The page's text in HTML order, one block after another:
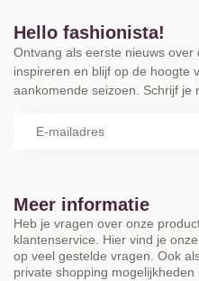
Meer informatie
Heb je vragen over onze
klantenservice. Hier vind je
op veel gestelde vragen. Ook
private shopping
Hello fashionista!
Ontvang als eerste nieuws over
inspireren en blijf op de hoogte
aankomende seizoen. Schrijf je